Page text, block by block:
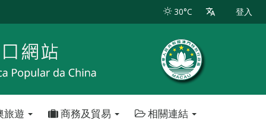
30°C 登入
遊 商務及貿易 相關連結